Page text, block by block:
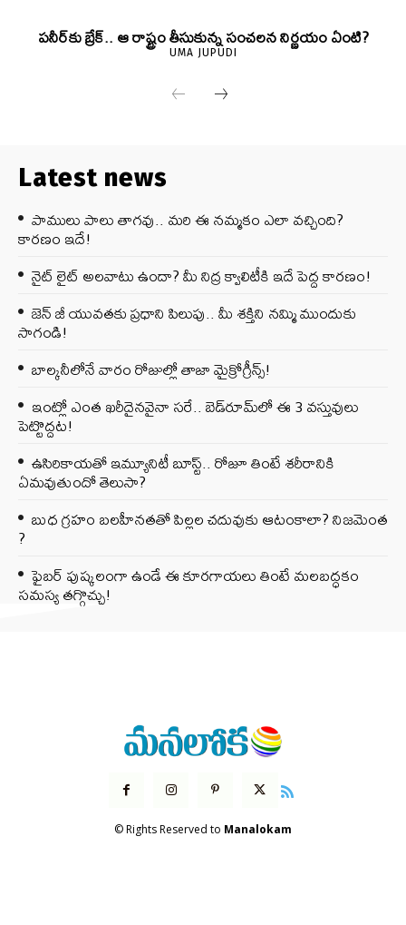
పనీర్‌కు బ్రేక్.. ఆ రాష్ట్రం తీసుకున్న సంచలన నిర్ణయం ఏంటి?
UMA JUPUDI
Latest news
పాములు పాలు తాగవు.. మరి ఈ నమ్మకం ఎలా వచ్చింది?
కారణం ఇదే!
నైట్ లైట్ అలవాటు ఉందా? మీ నిద్ర క్వాలిటీకి ఇదే పెద్ద కారణం!
జెన్‌ జీ యువతకు ప్రధాని పిలుపు.. మీ శక్తిని నమ్మి ముందుకు
సాగండి!
బాల్కనీలోనే వారం రోజుల్లో తాజా మైక్రోగ్రీన్స్‌!
ఇంట్లో ఎంత ఖరీదైనవైనా సరే.. బెడ్‌రూమ్‌లో ఈ 3 వస్తువులు
పెట్టొద్దట!
ఉసిరికాయతో ఇమ్యూనిటీ బూస్ట్‌.. రోజూ తింటే శరీరానికి
ఏమవుతుందో తెలుసా?
బుధ గ్రహం బలహీనతతో పిల్లల చదువుకు ఆటంకాలా? నిజమెంత
?
ఫైబర్‌ పుష్కలంగా ఉండే ఈ కూరగాయలు తింటే మలబద్ధకం
సమస్య తగ్గొచ్చు!
© Rights Reserved to Manalokam